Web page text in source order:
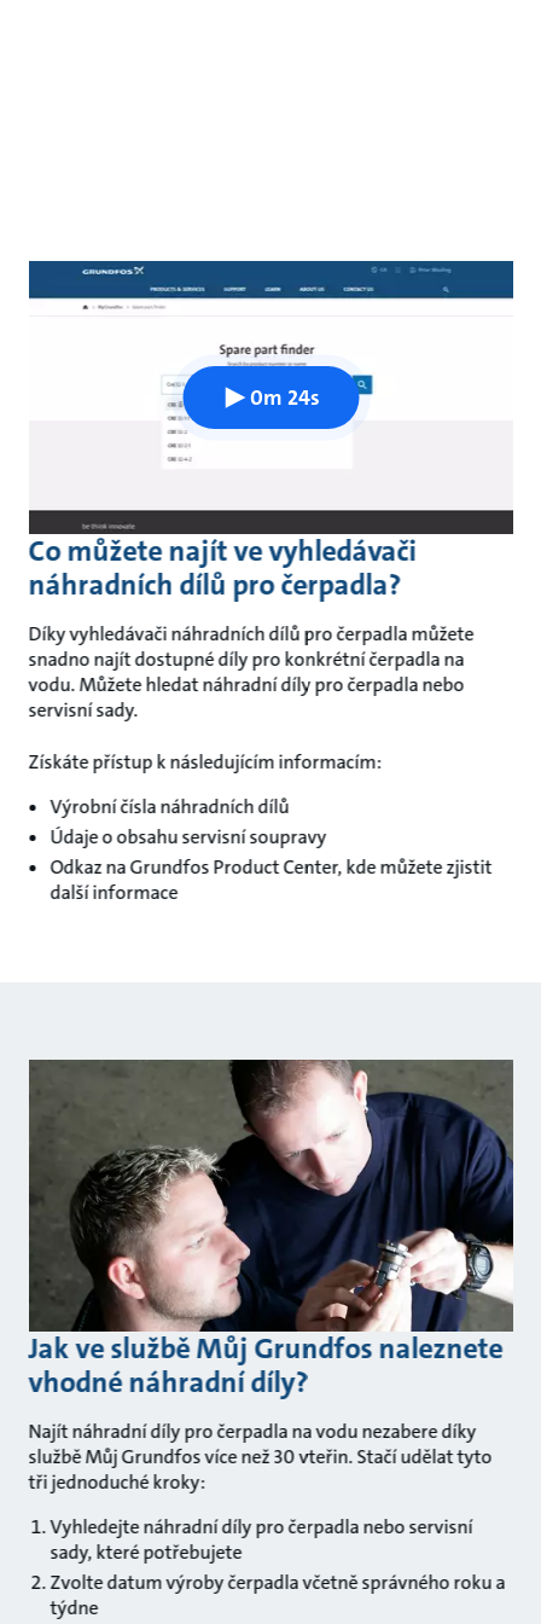
Co můžete najít ve vyhledávači
náhradních dílů pro čerpadla?
Díky vyhledávači náhradních dílů pro čerpadla můžete
snadno najít dostupné díly pro konkrétní čerpadla na
vodu. Můžete hledat náhradní díly pro čerpadla nebo
servisní sady.
Získáte přístup k následujícím informacím:
Výrobní čísla náhradních dílů
Údaje o obsahu servisní soupravy
Odkaz na Grundfos Product Center, kde můžete zjistit
další informace
0m 24s
Jak ve službě Můj Grundfos naleznete
vhodné náhradní díly?
Najít náhradní díly pro čerpadla na vodu nezabere díky
službě Můj Grundfos více než 30 vteřin. Stačí udělat tyto
tři jednoduché kroky:
Vyhledejte náhradní díly pro čerpadla nebo servisní
sady, které potřebujete
Zvolte datum výroby čerpadla včetně správného roku a
týdne